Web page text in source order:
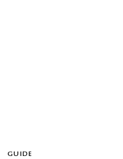
GUIDE